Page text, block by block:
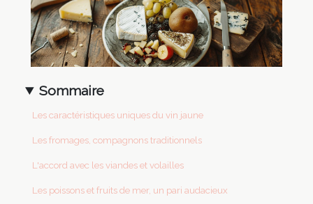
Sommaire
Les caractéristiques uniques du vin jaune
Les fromages, compagnons traditionnels
L'accord avec les viandes et volailles
Les poissons et fruits de mer, un pari audacieux